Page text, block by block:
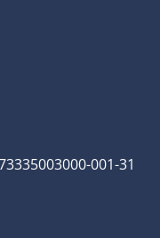
001-31